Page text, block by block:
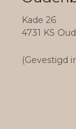
Kade 26
4731 KS
(Gevestigd